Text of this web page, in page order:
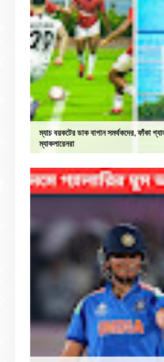
ম্যাচ বয়কটের ডাক বাগান সমর্থকদের, ফাঁকা
ম্যাকলারেনরা